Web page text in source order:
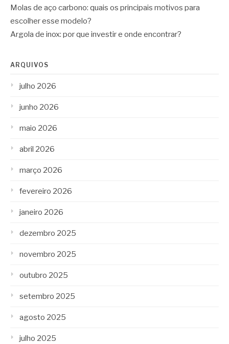
Molas de aço carbono: quais os principais motivos para
escolher esse modelo?
Argola de inox: por que investir e onde encontrar?
ARQUIVOS
julho 2026
junho 2026
maio 2026
abril 2026
março 2026
fevereiro 2026
janeiro 2026
dezembro 2025
novembro 2025
outubro 2025
setembro 2025
agosto 2025
julho 2025